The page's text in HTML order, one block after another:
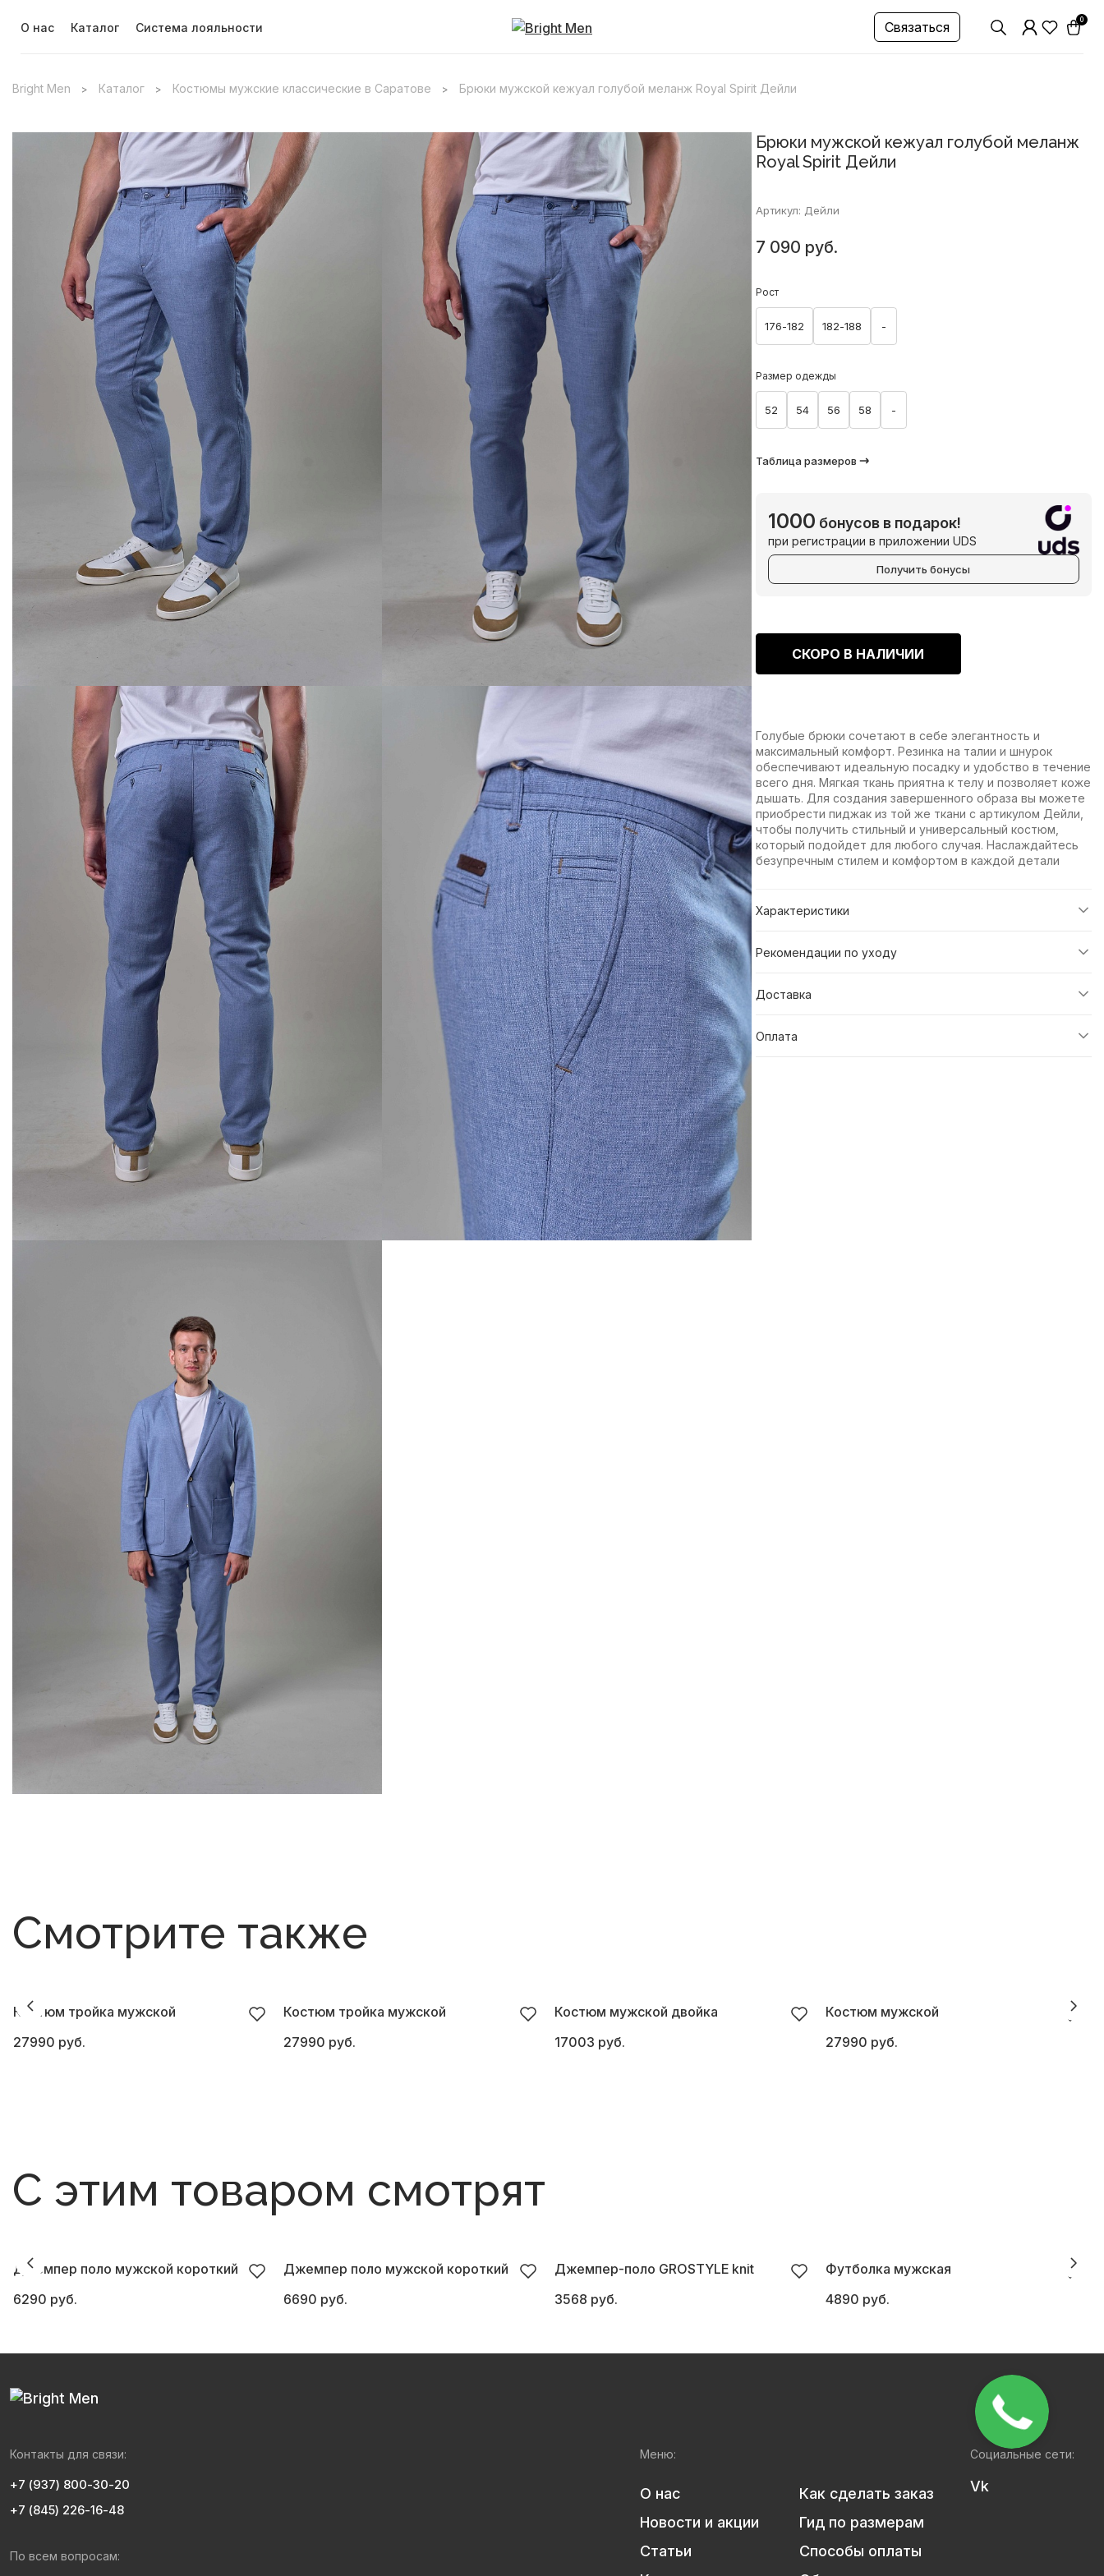
О нас Каталог Система лояльности Связаться 0
Bright Men > Каталог > Костюмы мужские классические в Саратове > Брюки мужской кежуал голубой меланж Royal Spirit Дейли
Брюки мужской кежуал голубой меланж
Royal Spirit Дейли
Артикул: Дейли
7 090 руб.
Рост
176-182 182-188 -
Размер одежды
52 54 56 58 -
Таблица размеров
1000 бонусов в подарок!
при регистрации в приложении UDS
Получить бонусы
СКОРО В НАЛИЧИИ
Голубые брюки сочетают в себе элегантность и
максимальный комфорт. Резинка на талии и шнурок
обеспечивают идеальную посадку и удобство в течение
всего дня. Мягкая ткань приятна к телу и позволяет коже
дышать. Для создания завершенного образа вы можете
приобрести пиджак из той же ткани с артикулом Дейли,
чтобы получить стильный и универсальный костюм,
который подойдет для любого случая. Наслаждайтесь
безупречным стилем и комфортом в каждой детали
Характеристики
Рекомендации по уходу
Доставка
Оплата
Смотрите также
Костюм тройка мужской
27990 руб.
Костюм тройка мужской
27990 руб.
Костюм мужской двойка
17003 руб.
Костюм мужской
27990 руб.
С этим товаром смотрят
Джемпер поло мужской короткий
6290 руб.
Джемпер поло мужской короткий
6690 руб.
Джемпер-поло GROSTYLE knit
3568 руб.
Футболка мужская
4890 руб.
Контакты для связи:
+7 (937) 800-30-20
+7 (845) 226-16-48
По всем вопросам:
Меню:
О нас
Новости и акции
Статьи
Как сделать заказ
Гид по размерам
Способы оплаты
Социальные сети:
Vk